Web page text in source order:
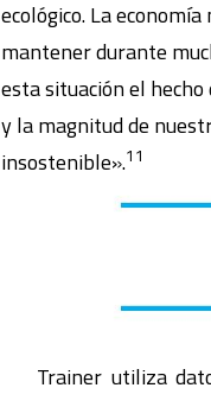
ecológico. La
mantener durante
esta situación el
y la magnitud de
insostenible».11
Trainer utiliza